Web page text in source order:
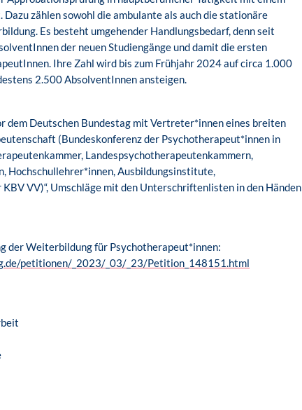
zählen sowohl die ambulante als auch die stationäre
Es besteht umgehender Handlungsbedarf, denn seit
der neuen Studiengänge und damit die ersten
Ihre Zahl wird bis zum Frühjahr 2024 auf circa 1.000
2.500 AbsolventInnen ansteigen.
dem Deutschen Bundestag mit Vertreter*innen eines breiten
(Bundeskonferenz der Psychotherapeut*innen in
Landespsychotherapeutenkammern,
Hochschullehrer*innen, Ausbildungsinstitute,
VV)“, Umschläge mit den Unterschriftenlisten in den Händen
der Weiterbildung für Psychotherapeut*innen:
petitionen/_2023/_03/_23/Petition_148151.html